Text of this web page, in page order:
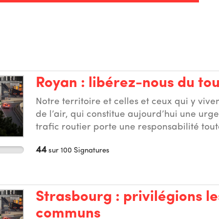
Royan : libérez-nous du
Notre territoire et celles et ceux qui y
de l’air, qui constitue aujourd’hui une
trafic routier porte une responsabilité
la santé et doit absolument être restreint.
impose d’agir rapidement et de sortir de
au pétrole, au transport routier et à la
enjeu essentiel et pour autant l’abandon
44sur100 Signatures
Strasbourg : privilégions
communs